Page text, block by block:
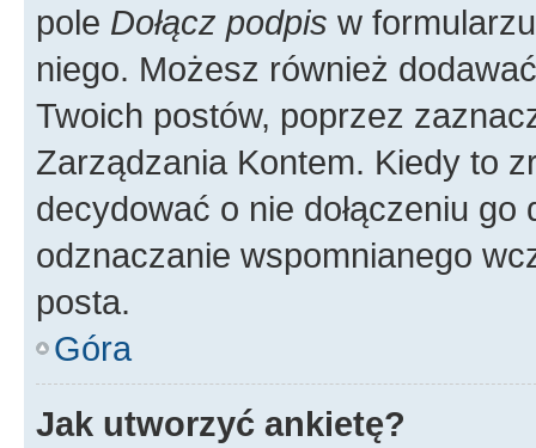
pole Dołącz podpis w
niego. Możesz również
Twoich postów, poprzez
Zarządzania Kontem. Kiedy to
decydować o nie dołączeniu
odznaczanie wspomnianego
posta.
Góra
Jak utworzyć ankietę?